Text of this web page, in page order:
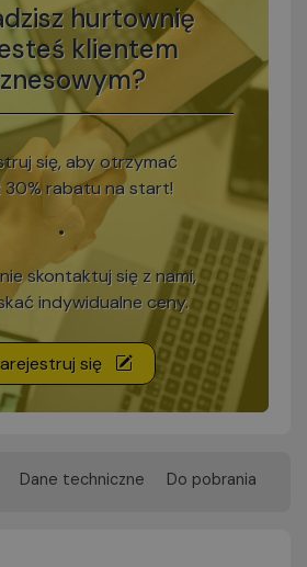
hurtownię
klientem
się, aby otrzymać
30% rabatu na start!
•
skontaktuj się z nami,
indywidualne ceny.
się
Dane techniczne Do pobrania